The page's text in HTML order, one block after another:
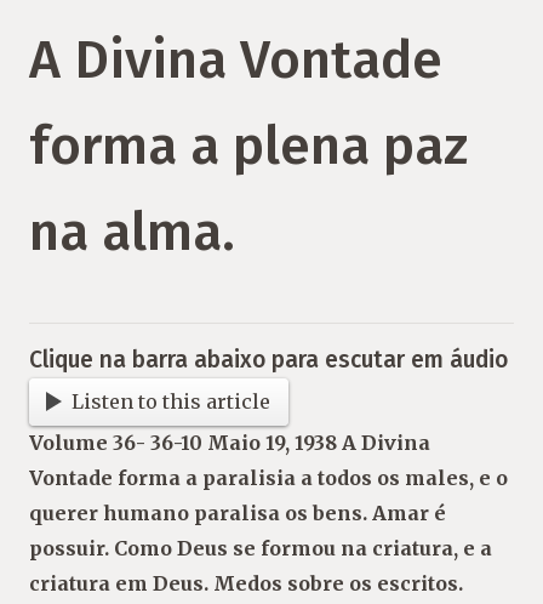
A Divina Vontade
forma a plena paz
na alma.
Clique na barra abaixo para escutar em áudio
Listen to this article
Volume 36- 36-10 Maio 19, 1938 A Divina
Vontade forma a paralisia a todos os males, e o
querer humano paralisa os bens. Amar é
possuir. Como Deus se formou na criatura, e a
criatura em Deus. Medos sobre os escritos.